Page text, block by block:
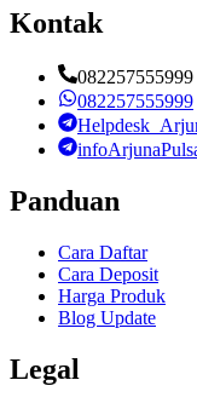
Kontak
082257555999
082257555999
Panduan
Cara Daftar
Cara Deposit
Harga Produk
Blog Update
Legal